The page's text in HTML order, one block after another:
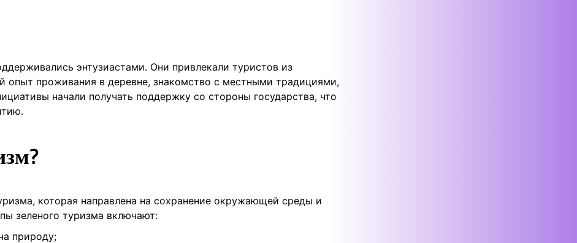
энтузиастами. Они привлекали туристов из
опыт проживания в деревне, знакомство с местными традициями,
начали получать поддержку со стороны государства, что
которая направлена на сохранение окружающей среды и
зеленого туризма включают:
природу;